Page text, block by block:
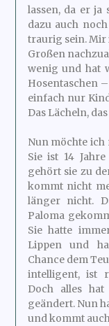
lassen, da er ja
dazu auch
traurig sein. Mir
Großen
wenig und hat
Hosentaschen
einfach nur
Das Lächeln,
Nun möchte ich
Sie ist 14
gehört sie zu
kommt nicht
länger nicht.
Paloma
Sie hatte
Lippen und
Chance dem
intelligent, ist
Doch alles
geändert. Nun
und kommt